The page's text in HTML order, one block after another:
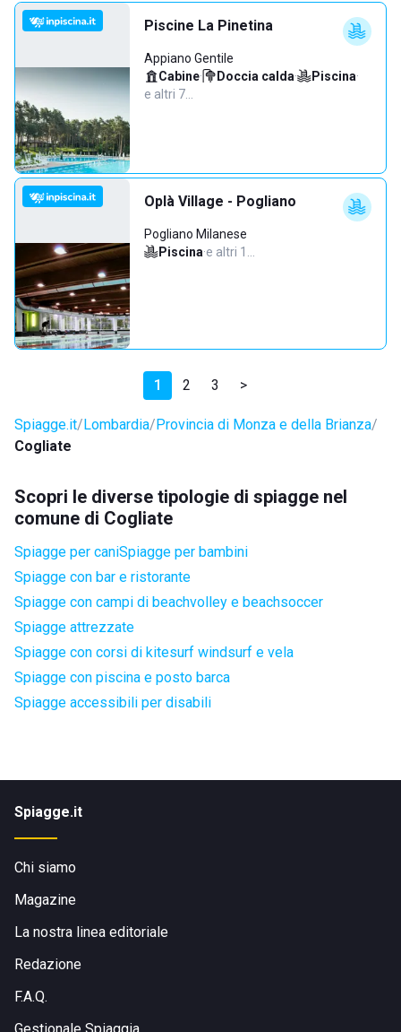
Piscine La Pinetina
Appiano Gentile
Cabine· Doccia calda· Piscina·
e altri 7…
Oplà Village - Pogliano
Pogliano Milanese
Piscina·e altri 1…
1 2 3 >
Spiagge.it Lombardia Provincia di Monza e della Brianza
Cogliate
Scopri le diverse tipologie di spiagge nel
comune di Cogliate
Spiagge per caniSpiagge per bambini
Spiagge con bar e ristorante
Spiagge con campi di beachvolley e beachsoccer
Spiagge attrezzate
Spiagge con corsi di kitesurf windsurf e vela
Spiagge con piscina e posto barca
Spiagge accessibili per disabili
Spiagge.it
Chi siamo
Magazine
La nostra linea editoriale
Redazione
F.A.Q.